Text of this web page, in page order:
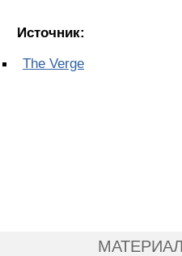
Источник:
The Verge